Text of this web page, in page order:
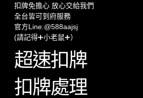
扣牌免擔心 放心交給我們
全台皆可到府服務
官方Line:@588aajsj
(請記得➕小老鼠➕）
超速扣牌
扣牌處理